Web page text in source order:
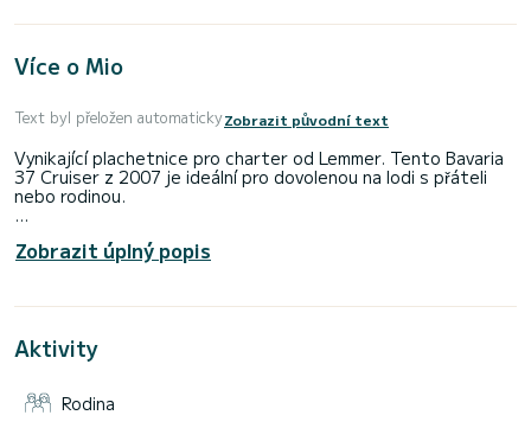
Více o Mio
Text byl přeložen automatickyZobrazit původní text
Vynikající plachetnice pro charter od Lemmer. Tento Bavaria
37 Cruiser z 2007 je ideální pro dovolenou na lodi s přáteli
nebo rodinou.
celkovou délkou 11 metrů bude vaším dokonalým společníkem
pro strávení jedinečné dovolené na vodě v oblasti Lemmer.
Pro vaše pohodlí má Mio 1 toaletu se sprchou
Tato loď je vybavena svinutou hlavní plachtou a svinutým
genovem. Je mimo jiné vybavena následujícím vybavením:
Zobrazit úplný popis
Aktivity
Rodina